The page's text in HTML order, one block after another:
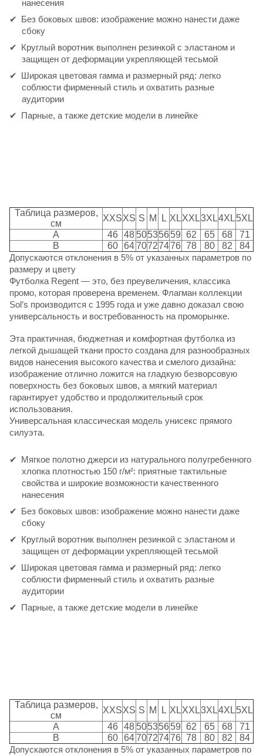
нанесения
Без боковых швов: изображение можно нанести даже
сбоку
Круглый воротник выполнен резинкой с эластаном и
защищен от деформации укрепляющей тесьмой
Широкая цветовая гамма и размерный ряд: легко
соблюсти фирменный стиль и охватить разные
аудитории
Парные, а также детские модели в линейке
Таблица размеров,
см
XXSXS S M L XLXXL3XL4XL5XL
A
46 48 50535659 62 65 68
71
B
60 6470727476 78 80 82
84
Допускаются отклонения в 5% от указанных параметров по
размеру и цвету
Футболка Regent — это, без преувеличения, классика
промо, которая проверена временем. Флагман коллекции
Sol’s производится с 1995 года и уже давно доказал свою
универсальность и востребованность на проморынке.
Эта практичная, бюджетная и комфортная футболка из
легкой дышащей ткани просто создана для разнообразных
видов нанесения высокого качества и смелого дизайна:
изображение отлично ложится на гладкую безворсовую
поверхность без боковых швов, а мягкий материал
гарантирует удобство и продолжительный срок
использования.
Универсальная классическая модель унисекс прямого
силуэта.
Мягкое полотно джерси из натурального полугребенного
хлопка плотностью 150 г/м²: приятные тактильные
свойства и широкие возможности качественного
нанесения
Без боковых швов: изображение можно нанести даже
сбоку
Круглый воротник выполнен резинкой с эластаном и
защищен от деформации укрепляющей тесьмой
Широкая цветовая гамма и размерный ряд: легко
соблюсти фирменный стиль и охватить разные
аудитории
Парные, а также детские модели в линейке
Таблица размеров,
см
XXSXS S M L XLXXL3XL4XL5XL
A
46 48 50535659 62 65 68
71
B
60 6470727476 78 80 82
84
Допускаются отклонения в 5% от указанных параметров по